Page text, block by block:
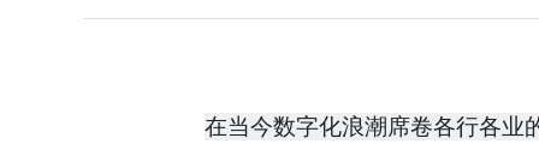
在当今数字化浪潮席卷各行各业